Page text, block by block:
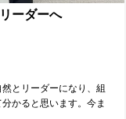
くお願い致します。
くお願い致します。 久
致します。
ーダーへ
とリーダーになり、組
かると思います。今ま